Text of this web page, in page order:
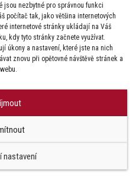
jsou nezbytné pro správnou funkci
počítač tak, jako většina internetových
internetové stránky ukládají na Váš
kdy tyto stránky začnete využívat.
úkony a nastavení, které jste na nich
znovu při opětovné návštěvě stránek a
nastavení
3
jednotliví autoři.